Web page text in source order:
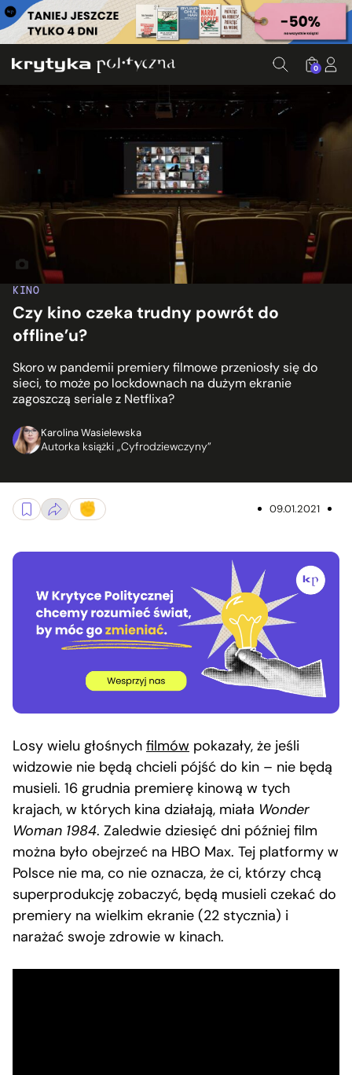
0
KINO
Czy kino czeka trudny powrót do
offline’u?
Skoro w pandemii premiery filmowe przeniosły się do
sieci, to może po lockdownach na dużym ekranie
zagoszczą seriale z Netflixa?
Karolina Wasielewska
Autorka książki „Cyfrodziewczyny”
Fot. SnappyGoat.com. Ed. KP
09.01.2021
Losy wielu głośnych filmów pokazały, że jeśli
widzowie nie będą chcieli pójść do kin – nie będą
musieli. 16 grudnia premierę kinową w tych
krajach, w których kina działają, miała Wonder
Woman 1984. Zaledwie dziesięć dni później film
można było obejrzeć na HBO Max. Tej platformy w
Polsce nie ma, co nie oznacza, że ci, którzy chcą
superprodukcję zobaczyć, będą musieli czekać do
premiery na wielkim ekranie (22 stycznia) i
narażać swoje zdrowie w kinach.